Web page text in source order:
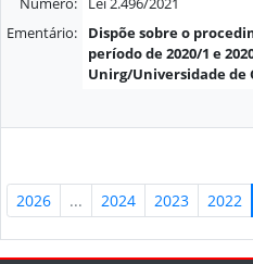
Ementário:
Dispõe sobre o
período de 2020/1 e
Unirg/Universidade de
2026 ... 2024 2023 2022